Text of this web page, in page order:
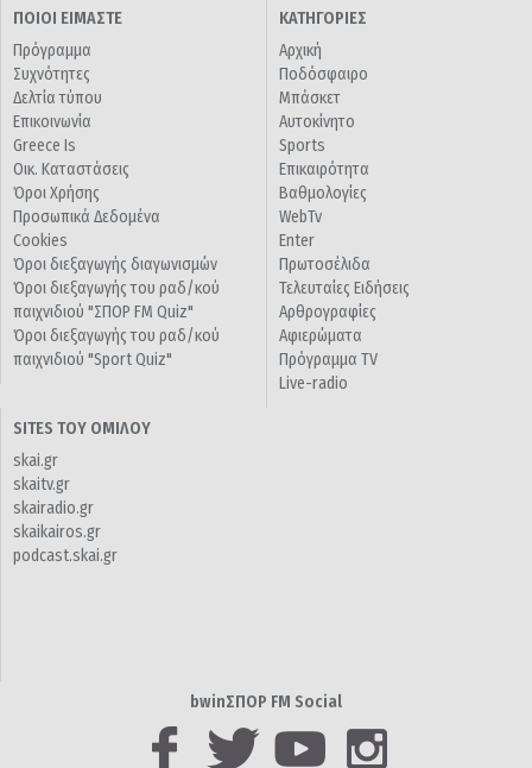
ΠΟΙΟΙ ΕΙΜΑΣΤΕ
Πρόγραμμα
Συχνότητες
Δελτία τύπου
Επικοινωνία
Greece Is
Οικ. Καταστάσεις
Όροι Χρήσης
Προσωπικά Δεδομένα
Cookies
Όροι διεξαγωγής διαγωνισμών
Όροι διεξαγωγής του ραδ/κού
παιχνιδιού "ΣΠΟΡ FM Quiz"
Όροι διεξαγωγής του ραδ/κού
παιχνιδιού "Sport Quiz"
ΚΑΤΗΓΟΡΙΕΣ
Αρχική
Ποδόσφαιρο
Μπάσκετ
Αυτοκίνητο
Sports
Επικαιρότητα
Βαθμολογίες
WebTv
Enter
Πρωτοσέλιδα
Τελευταίες Ειδήσεις
Αρθρογραφίες
Αφιερώματα
Πρόγραμμα TV
Live-radio
SITES ΤΟΥ ΟΜΙΛΟΥ
skai.gr
skaitv.gr
skairadio.gr
skaikairos.gr
podcast.skai.gr
bwinΣΠΟΡ FM Social